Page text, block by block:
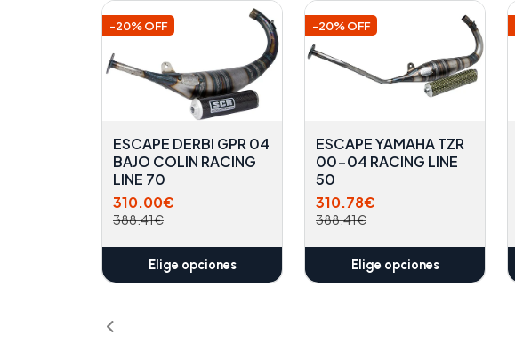
-20% OFF
ESCAPE DERBI GPR 04
BAJO COLIN RACING
LINE 70
310.00€
388.41€
Elige opciones
-20% OFF
ESCAPE YAMAHA TZR
00-04 RACING LINE
50
310.78€
388.41€
Elige opciones